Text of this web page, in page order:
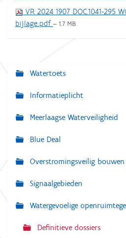
VR 2024 1907 DOC.1041-295
bijlage.pdf — 1.7 MB
N
a
i
g
t
Watertoets
Informatieplicht
Meerlaagse Waterveiligheid
Blue Deal
Overstromingsveilig
Signaalgebieden
Watergevoelige
Definitieve dossiers